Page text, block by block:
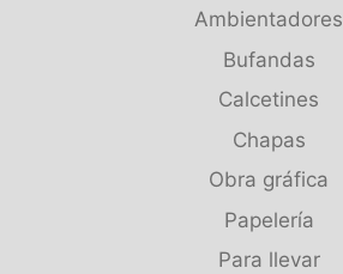
Ambientadores
Bufandas
Calcetines
Chapas
Obra gráfica
Papelería
Para llevar